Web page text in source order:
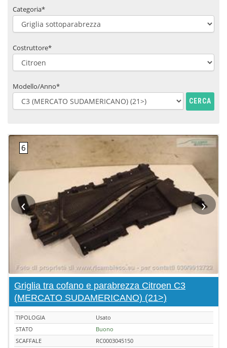
Categoria*
Costruttore*
Modello/Anno*
CERCA
‹ ›
Griglia tra cofano e parabrezza Citroen C3
(MERCATO SUDAMERICANO) (21>)
TIPOLOGIA
Usato
STATO
Buono
SCAFFALE
RC0003045150